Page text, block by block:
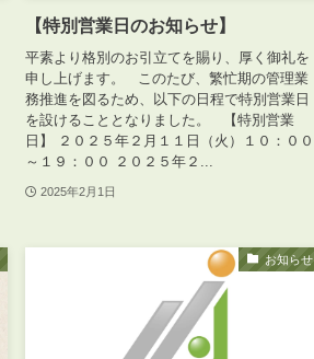
【特別営業日のお知らせ】
平素より格別のお引立てを賜り、厚く御礼を
申し上げます。 このたび、繁忙期の管理業
務推進を図るため、以下の日程で特別営業日
を設けることとなりました。 【特別営業
日】 ２０２５年２月１１日（火）１０：００
～１９：００ ２０２５年２...
2025年2月1日
お知らせ